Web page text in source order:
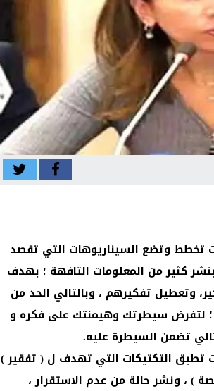
تخطط وتضع السيناريوهات التي تقصد
كثير من المعلومات التافهة ؛ بهدف
وتعطيل تفكيرهم ، وبالتالي الحد من
؛ لتفرض سيطرتك وهيمنتك على فكره و
تضمن السيطرة عليه.
تطبق التكتيكات التي تهدف ل ( تفقير )
) ، ونشر حالة من عدم الاستقرار ،